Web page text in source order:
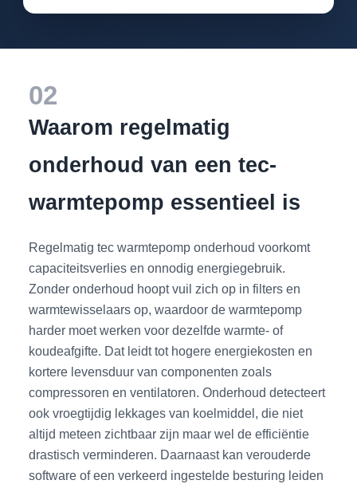
02
Waarom regelmatig
onderhoud van een tec-
warmtepomp essentieel is
Regelmatig tec warmtepomp onderhoud voorkomt
capaciteitsverlies en onnodig energiegebruik.
Zonder onderhoud hoopt vuil zich op in filters en
warmtewisselaars op, waardoor de warmtepomp
harder moet werken voor dezelfde warmte- of
koudeafgifte. Dat leidt tot hogere energiekosten en
kortere levensduur van componenten zoals
compressoren en ventilatoren. Onderhoud detecteert
ook vroegtijdig lekkages van koelmiddel, die niet
altijd meteen zichtbaar zijn maar wel de efficiëntie
drastisch verminderen. Daarnaast kan verouderde
software of een verkeerd ingestelde besturing leiden